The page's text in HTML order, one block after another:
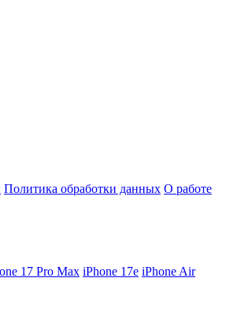
Политика обработки данных О работе
17 Pro Max iPhone 17e iPhone Air